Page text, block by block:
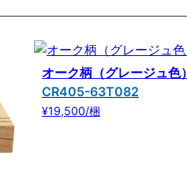
オーク柄（グレージュ色）
CR405-63T082
¥19,500/梱